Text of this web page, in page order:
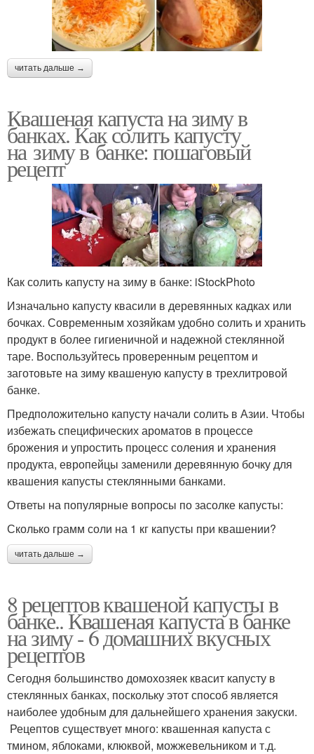
читать дальше →
Квашеная капуста на зиму в
банках. Как солить капусту
на зиму в банке: пошаговый
рецепт
Как солить капусту на зиму в банке: iStockPhoto
Изначально капусту квасили в деревянных кадках или
бочках. Современным хозяйкам удобно солить и хранить
продукт в более гигиеничной и надежной стеклянной
таре. Воспользуйтесь проверенным рецептом и
заготовьте на зиму квашеную капусту в трехлитровой
банке.
Предположительно капусту начали солить в Азии. Чтобы
избежать специфических ароматов в процессе
брожения и упростить процесс соления и хранения
продукта, европейцы заменили деревянную бочку для
квашения капусты стеклянными банками.
Ответы на популярные вопросы по засолке капусты:
Сколько грамм соли на 1 кг капусты при квашении?
читать дальше →
8 рецептов квашеной капусты в
банке.. Квашеная капуста в банке
на зиму - 6 домашних вкусных
рецептов
Сегодня большинство домохозяек квасит капусту в
стеклянных банках, поскольку этот способ является
наиболее удобным для дальнейшего хранения закуски.
Рецептов существует много: квашенная капуста с
тмином, яблоками, клюквой, можжевельником и т.д.